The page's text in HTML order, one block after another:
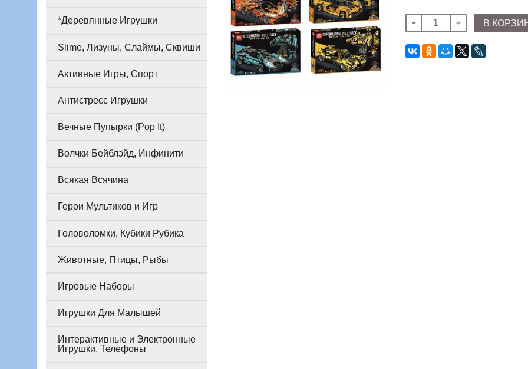
В
*Деревянные Игрушки
Slime, Лизуны, Слаймы, Сквиши
Активные Игры, Спорт
Антистресс Игрушки
Вечные Пупырки (Pop It)
Волчки Бейблэйд, Инфинити
Всякая Всячина
Герои Мультиков и Игр
Головоломки, Кубики Рубика
Животные, Птицы, Рыбы
Игровые Наборы
Игрушки Для Малышей
Интерактивные и Электронные
Игрушки, Телефоны